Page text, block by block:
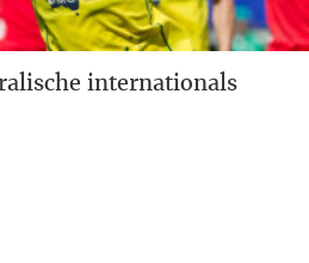
internationals